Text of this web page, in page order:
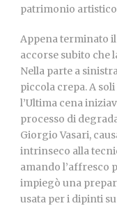
patrimonio
Appena terminato
accorse subito che
Nella parte a
piccola crepa. A
l’Ultima cena
processo di
Giorgio Vasari,
intrinseco alla
amando l’affresco
impiegò una
usata per i dipinti